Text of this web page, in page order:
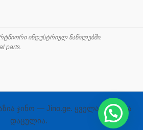
ინდუსტრიულ ნაწილებში.
parts.
ჯინო — Jino.ge. ყველა უფლება
დაცულია.